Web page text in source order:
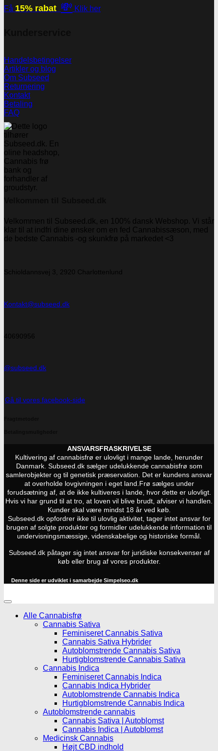
Få 15% rabat 💸 Klik her
Handelsbetingelser
Artikler og blog
Om Subseed
Returnering
Kontakt
Betaling
FAQ
Velkommen til Subseed.dk, en 100% dansk Webshop. Vi står
klar til at indfri dine ønsker om en fed Cannabissæson, med
de bedste Cannabis -og skunkfrø på markedet <3
Schioldannsvej 3, 2920 Charlottenlund
Kontakt@subseed.dk
40690956
@subseed.dk
Gå til vores facebook-side
ANSVARSFRASKRIVELSE
Kultivering af cannabisfrø er ulovligt i mange lande, herunder
Danmark. Subseed.dk sælger udelukkende cannabisfrø som
samlerobjekter og til genetisk præservation. Det er kundens ansvar
at overholde lovgivningen i eget land. Frø sælges under
forudsætning af, at de ikke kultiveres i lande, hvor dette er ulovligt.
Hvis vi har grund til at tro, at loven vil blive brudt, afviser vi handlen.
Kunder skal være mindst 18 år ved køb.
Subseed.dk opfordrer ikke til ulovlig aktivitet, tager intet ansvar for
brugen af solgte produkter og formidler udelukkende information til
undervisningsmæssige, videnskabelige og historiske formål.
Subseed.dk påtager sig intet ansvar for juridiske konsekvenser af
køb eller brug af vores produkter.
Denne side er udviklet i samarbejde Simpelseo.dk
Alle Cannabisfrø
Cannabis Sativa
Feminiseret Cannabis Sativa
Cannabis Sativa Hybrider
Autoblomstrende Cannabis Sativa
Hurtigblomstrende Cannabis Sativa
Cannabis Indica
Feminiseret Cannabis Indica
Cannabis Indica Hybrider
Autoblomstrende Cannabis Indica
Hurtigblomstrende Cannabis Indica
Autoblomstrende cannabis
Cannabis Sativa | Autoblomst
Cannabis Indica | Autoblomst
Medicinsk Cannabis
Højt CBD indhold